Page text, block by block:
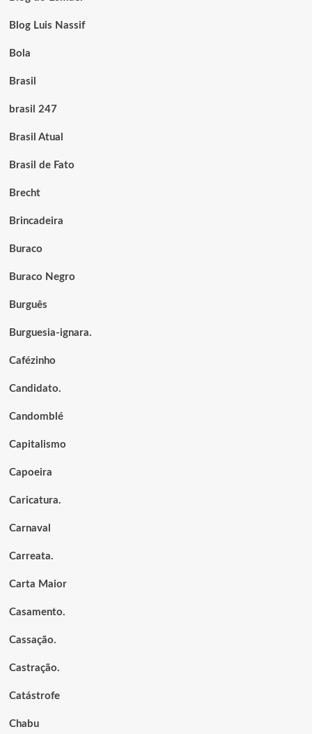
Blog Luis Nassif
Bola
Brasil
brasil 247
Brasil Atual
Brasil de Fato
Brecht
Brincadeira
Buraco
Buraco Negro
Burguês
Burguesia-ignara.
Cafézinho
Candidato.
Candomblé
Capitalismo
Capoeira
Caricatura.
Carnaval
Carreata.
Carta Maior
Casamento.
Cassação.
Castração.
Catástrofe
Chabu